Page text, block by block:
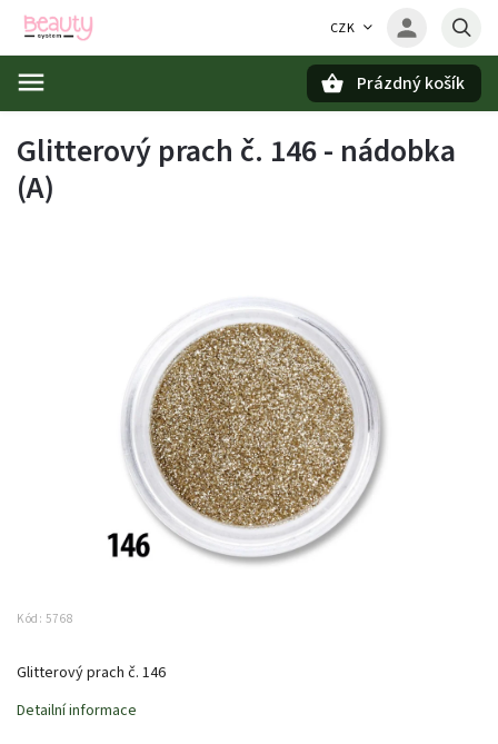
CZK
Prázdný košík
Glitterový prach č. 146 - nádobka
(A)
Kód: 5768
Glitterový prach č. 146
Detailní informace